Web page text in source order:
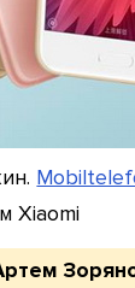
Xiaomi